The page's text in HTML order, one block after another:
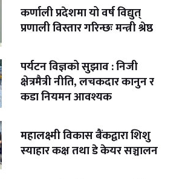
कर्णाली प्रदेशमा यो वर्ष विद्युत्
प्रणाली विस्तार गरिन्छः मन्त्री श्रेष्ठ
पर्यटन विज्ञको सुझाव : निजी
क्षेत्रमैत्री नीति, लचकदार कानुन र
कडा नियमन आवश्यक
महालक्ष्मी विकास बैंकद्वारा शिशु
स्याहार कक्ष तथा डे केयर सञ्चालन